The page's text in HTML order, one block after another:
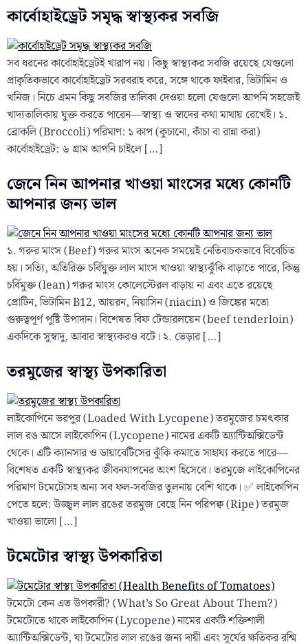
কার্বোহাইড্রেট সমৃদ্ধ স্বাস্থ্যকর সবজি
সব ধরনের কার্বোহাইড্রেটই খারাপ নয়। কিছু স্বাস্থ্যকর সবজি রয়েছে যেগুলো
প্রাকৃতিকভাবে কার্বোহাইড্রেট সরবরাহ করে, সঙ্গে থাকে ফাইবার, ভিটামিন ও
খনিজ। নিচে এমন কিছু সবজির তালিকা দেওয়া হলো যেগুলো আপনি সহজেই
খাদ্যতালিকায় যুক্ত করতে পারেন—স্বাস্থ্য ও স্বাদের কথা মাথায় রেখেই। ১.
ব্রোকলি (Broccoli) পরিমাণ: ১ কাপ (কুচানো, কাঁচা বা রান্না করা)
কার্বোহাইড্রেট: ৬ গ্রাম আপনি চাইলে […]
জেনে নিন আপনার খাওয়া মাংসের মধ্যে কোনটি
আপনার জন্য ভাল
১. গরুর মাংস (Beef) গরুর মাংস অনেক সময়েই নেতিবাচকভাবে বিবেচিত
হয়। সত্যি, অতিরিক্ত চর্বিযুক্ত লাল মাংস খাওয়া স্বাস্থ্যঝুঁকি বাড়াতে পারে, কিন্তু
চর্বিমুক্ত (lean) গরুর মাংস কোলেস্টেরল বাড়ায় না এবং এতে রয়েছে
প্রোটিন, ভিটামিন B12, আয়রন, নিয়াসিন (niacin) ও জিঙ্কের মতো
গুরুত্বপূর্ণ পুষ্টি উপাদান। বিশেষত বিফ টেন্ডারলয়েন (beef tenderloin)
একদিকে সুস্বাদু, আবার স্বাস্থ্যকরও বটে। ২. ভেড়ার […]
তরমুজের স্বাস্থ্য উপকারিতা
লাইকোপিনে ভরপুর (Loaded With Lycopene) তরমুজের চমৎকার
লাল রঙ আসে লাইকোপিন (Lycopene) নামের একটি অ্যান্টিঅক্সিডেন্ট
থেকে। এটি ক্যানসার ও ডায়াবেটিসের ঝুঁকি কমাতে সাহায্য করতে পারে—
বিশেষত একটি স্বাস্থ্যকর জীবনযাপনের অংশ হিসেবে। তরমুজে লাইকোপিনের
পরিমাণ টমেটোসহ অন্য সব ফল-সবজির তুলনায় বেশি থাকে। ✅ লাইকোপিন
পেতে হলে: উজ্জ্বল লাল রঙের তরমুজ বেছে নিন পরিপক্ব (Ripe) তরমুজ
খাওয়া ভালো […]
টমেটোর স্বাস্থ্য উপকারিতা
টমেটো কেন এত উপকারী? (What’s So Great About Them?)
টমেটোতে থাকে লাইকোপিন (Lycopene) নামের একটি শক্তিশালী
অ্যান্টিঅক্সিডেন্ট, যা টমেটোর লাল রঙের জন্য দায়ী এবং সূর্যের ক্ষতিকর রশ্মি